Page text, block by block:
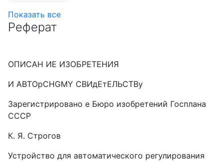
Показать все
Реферат
ОПИСАН ИЕ ИЗОБРЕТЕНИЯ
И ABTOpCHGMY СВИдЕтЕЛЬСТВу
Зарегистрировано е Бюро изобретений Госплана
СССР
К. Я. Строгов
Устройство для автоматического регулирования